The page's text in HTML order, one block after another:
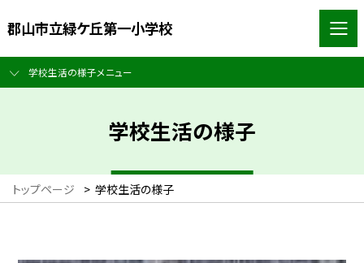
郡山市立緑ケ丘第一小学校
学校生活の様子メニュー
学校生活の様子
トップページ > 学校生活の様子